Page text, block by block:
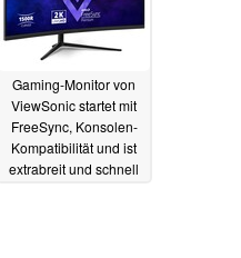
Gaming-Monitor von
ViewSonic startet mit
FreeSync, Konsolen-
Kompatibilität und ist
extrabreit und schnell